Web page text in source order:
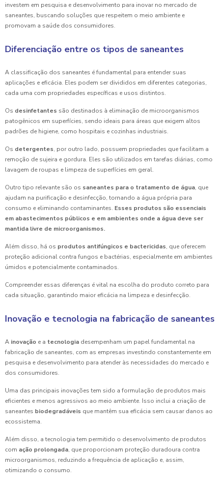
investem em pesquisa e desenvolvimento para inovar no mercado de
saneantes, buscando soluções que respeitem o meio ambiente e
promovam a saúde dos consumidores.
Diferenciação entre os tipos de saneantes
A classificação dos saneantes é fundamental para entender suas
aplicações e eficácia. Eles podem ser divididos em diferentes categorias,
cada uma com propriedades específicas e usos distintos.
Os desinfetantes são destinados à eliminação de microorganismos
patogênicos em superfícies, sendo ideais para áreas que exigem altos
padrões de higiene, como hospitais e cozinhas industriais.
Os detergentes, por outro lado, possuem propriedades que facilitam a
remoção de sujeira e gordura. Eles são utilizados em tarefas diárias, como
lavagem de roupas e limpeza de superfícies em geral.
Outro tipo relevante são os saneantes para o tratamento de água, que
ajudam na purificação e desinfecção, tornando a água própria para
consumo e eliminando contaminantes. Esses produtos são essenciais
em abastecimentos públicos e em ambientes onde a água deve ser
mantida livre de microorganismos.
Além disso, há os produtos antifúngicos e bactericidas, que oferecem
proteção adicional contra fungos e bactérias, especialmente em ambientes
úmidos e potencialmente contaminados.
Compreender essas diferenças é vital na escolha do produto correto para
cada situação, garantindo maior eficácia na limpeza e desinfecção.
Inovação e tecnologia na fabricação de saneantes
A inovação e a tecnologia desempenham um papel fundamental na
fabricação de saneantes, com as empresas investindo constantemente em
pesquisa e desenvolvimento para atender às necessidades do mercado e
dos consumidores.
Uma das principais inovações tem sido a formulação de produtos mais
eficientes e menos agressivos ao meio ambiente. Isso inclui a criação de
saneantes biodegradáveis que mantêm sua eficácia sem causar danos ao
ecossistema.
Além disso, a tecnologia tem permitido o desenvolvimento de produtos
com ação prolongada, que proporcionam proteção duradoura contra
microorganismos, reduzindo a frequência de aplicação e, assim,
otimizando o consumo.